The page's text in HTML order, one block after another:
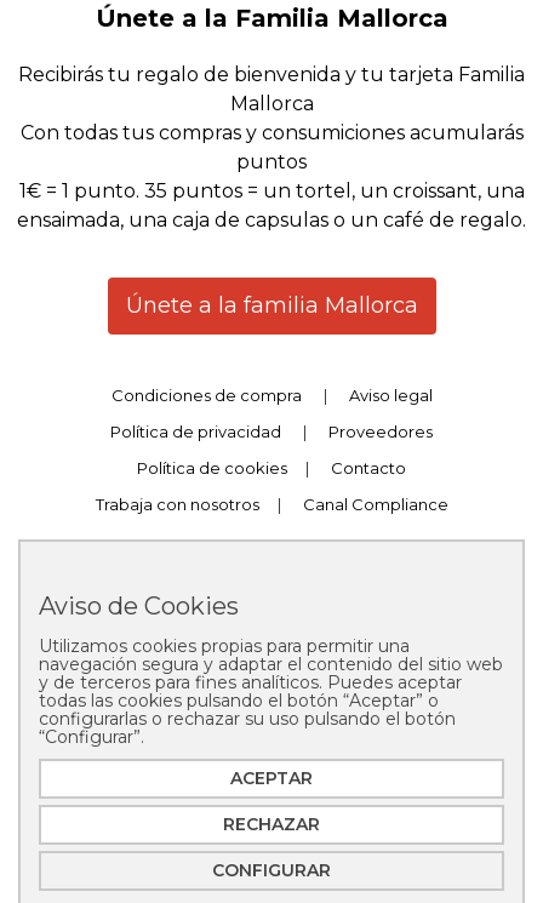
Únete a la Familia Mallorca
Recibirás tu regalo de bienvenida y tu tarjeta Familia
Mallorca
Con todas tus compras y consumiciones acumularás
puntos
1€ = 1 punto. 35 puntos = un tortel, un croissant, una
ensaimada, una caja de capsulas o un café de regalo.
Únete a la familia Mallorca
Condiciones de compra |
Aviso legal
Política de privacidad
|
Proveedores
Política de cookies
|
Contacto
Trabaja con nosotros
| Canal Compliance
Copyright © 2025 Pastelería Mallorca
Aviso de Cookies
Utilizamos cookies propias para permitir una
navegación segura y adaptar el contenido del sitio web
y de terceros para fines analíticos. Puedes aceptar
todas las cookies pulsando el botón “Aceptar” o
configurarlas o rechazar su uso pulsando el botón
“Configurar”.
ACEPTAR
RECHAZAR
CONFIGURAR